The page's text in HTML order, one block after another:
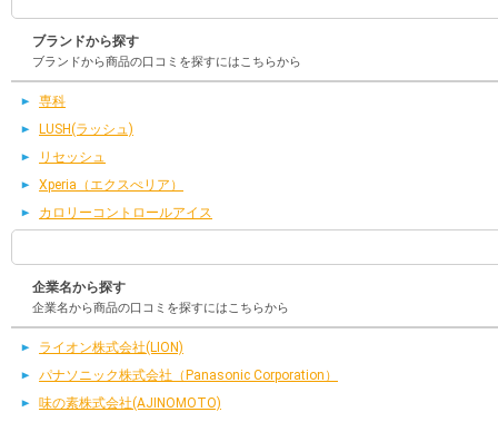
ブランドから探す
ブランドから商品の口コミを探すにはこちらから
専科
LUSH(ラッシュ)
リセッシュ
Xperia（エクスぺリア）
カロリーコントロールアイス
企業名から探す
企業名から商品の口コミを探すにはこちらから
ライオン株式会社(LION)
パナソニック株式会社（Panasonic Corporation）
味の素株式会社(AJINOMOTO)